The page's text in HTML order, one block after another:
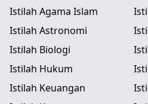
Istilah Agama Islam
Istilah Astronomi
Istilah Biologi
Istilah Hukum
Istilah Keuangan